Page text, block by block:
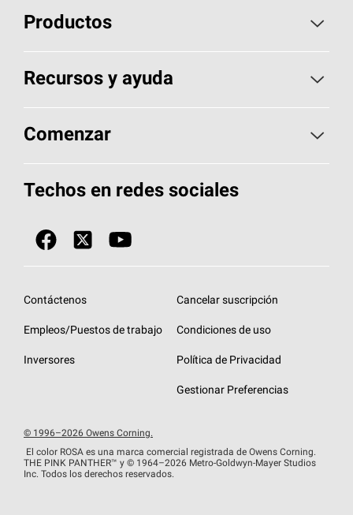
Productos
Elija sus tejas
Encuentre un contratista
Componentes para techos
Tecnología SureNail®
Garantías de techos
Recursos y ayuda
Aspectos básicos sobre techos
Herramientas de diseño y color
Únase a la red de contratistas de techos
Diseño en el techo
Eventos para contratistas
Comenzar
Llame al 1-800-GET-PINK®
Encuentre una tienda o encuentre un
Financiamiento de techos
Techos en redes sociales
Contáctenos
Empleos/Puestos de trabajo
Inversores
Cancelar suscripción
Condiciones de uso
Política de Privacidad
Gestionar Preferencias
© 1996–2026 Owens Corning.
El color ROSA es una marca comercial registrada de Owens Corning.
THE PINK PANTHER™ y © 1964–2026 Metro-Goldwyn-Mayer Studios
Inc. Todos los derechos reservados.